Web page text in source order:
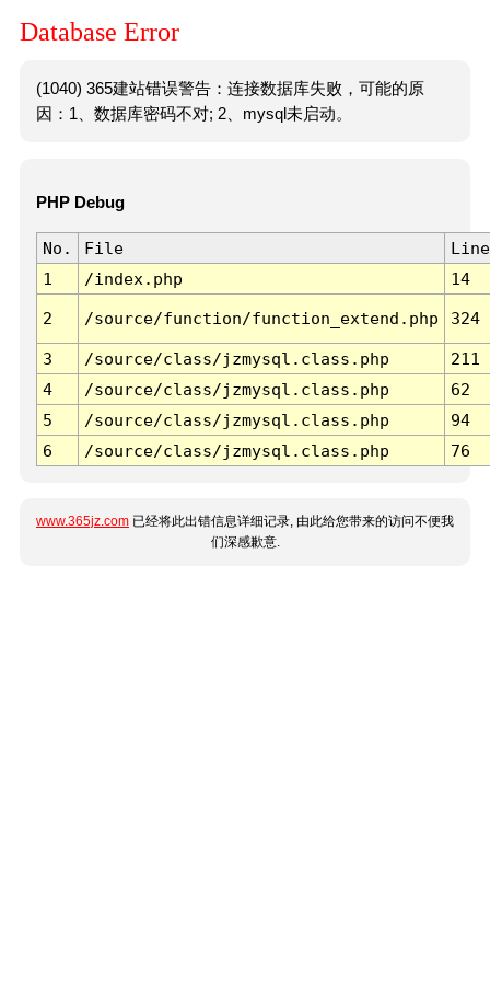
Database Error
(1040) 365建站错误警告：连接数据库失败，可能的原
因：1、数据库密码不对; 2、mysql未启动。
PHP Debug
No. File
Line
1
/index.php 14
2 /source/function/function_extend.php 324
3 /source/class/jzmysql.class.php
211
4
/source/class/jzmysql.class.php
62
5
/source/class/jzmysql.class.php
94
6
/source/class/jzmysql.class.php 76
www.365jz.com 已经将此出错信息详细记录, 由此给您带来的访问不便我
们深感歉意.